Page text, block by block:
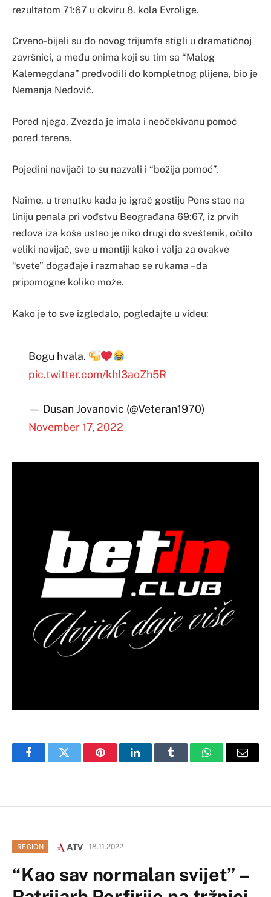
rezultatom 71:67 u okviru 8. kola Evrolige.
Crveno-bijeli su do novog trijumfa stigli u dramatičnoj
završnici, a među onima koji su tim sa “Malog
Kalemegdana” predvodili do kompletnog plijena, bio je
Nemanja Nedović.
Pored njega, Zvezda je imala i neočekivanu pomoć
pored terena.
Pojedini navijači to su nazvali i “božija pomoć”.
Naime, u trenutku kada je igrač gostiju Pons stao na
liniju penala pri vođstvu Beograđana 69:67, iz prvih
redova iza koša ustao je niko drugi do sveštenik, očito
veliki navijač, sve u mantiji kako i valja za ovakve
“svete” događaje i razmahao se rukama – da
pripomogne koliko može.
Kako je to sve izgledalo, pogledajte u videu:
Bogu hvala.
pic.twitter.com/khl3aoZh5R
— Dusan Jovanovic (@Veteran1970)
November 17, 2022
FacebookTwitter PinterestLinkedInTumblr WhatsAppEmail
REGION 18.11.2022
“Kao sav normalan svijet” –